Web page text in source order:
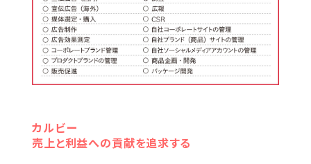
カルビー
売上と利益への貢献を追求する